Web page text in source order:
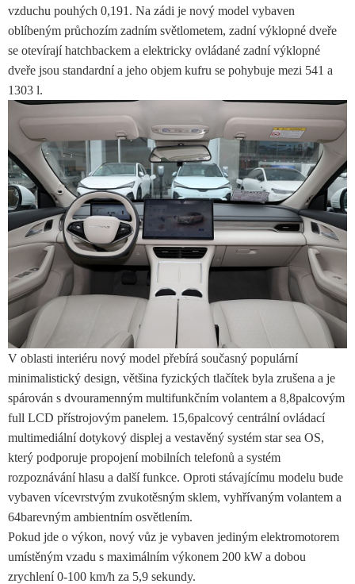
vzduchu pouhých 0,191. Na zádi je nový model vybaven
oblíbeným průchozím zadním světlometem, zadní výklopné dveře
se otevírají hatchbackem a elektricky ovládané zadní výklopné
dveře jsou standardní a jeho objem kufru se pohybuje mezi 541 a
1303 l.
V oblasti interiéru nový model přebírá současný populární
minimalistický design, většina fyzických tlačítek byla zrušena a je
spárován s dvouramenným multifunkčním volantem a 8,8palcovým
full LCD přístrojovým panelem. 15,6palcový centrální ovládací
multimediální dotykový displej a vestavěný systém star sea OS,
který podporuje propojení mobilních telefonů a systém
rozpoznávání hlasu a další funkce. Oproti stávajícímu modelu bude
vybaven vícevrstvým zvukotěsným sklem, vyhřívaným volantem a
64barevným ambientním osvětlením.
Pokud jde o výkon, nový vůz je vybaven jediným elektromotorem
umístěným vzadu s maximálním výkonem 200 kW a dobou
zrychlení 0-100 km/h za 5,9 sekundy.